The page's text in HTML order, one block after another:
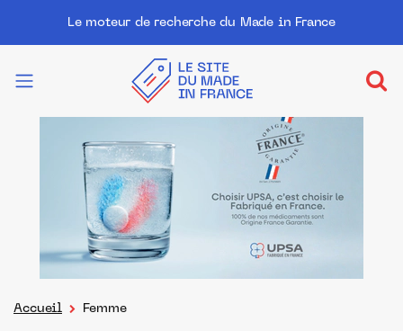
Le moteur de recherche du Made in France
Accueil Femme